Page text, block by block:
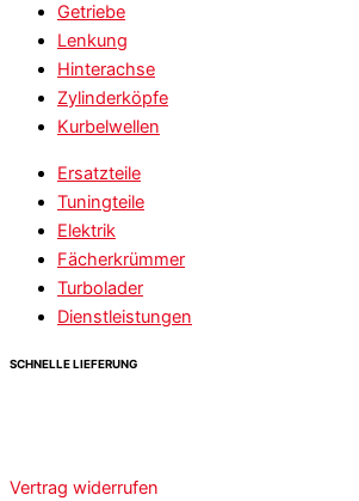
Getriebe
Lenkung
Hinterachse
Zylinderköpfe
Kurbelwellen
Ersatzteile
Tuningteile
Elektrik
Fächerkrümmer
Turbolader
Dienstleistungen
SCHNELLE LIEFERUNG
Vertrag widerrufen